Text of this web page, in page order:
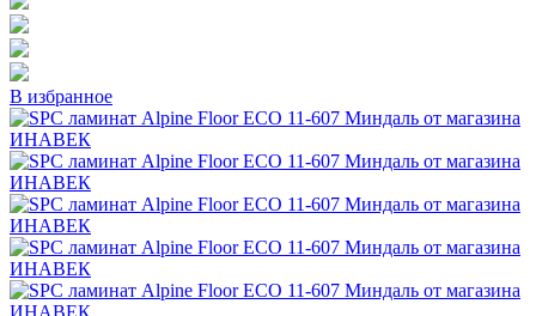
В избранное